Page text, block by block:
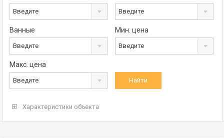
Введите Введите
Ванные
Введите
Мин. цена
Введите
Макс. цена
Введите
Характеристики объекта